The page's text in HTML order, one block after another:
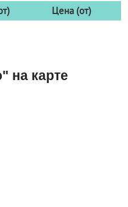
Цена (от)
на карте